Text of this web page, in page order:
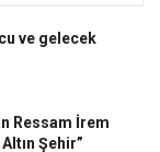
ve gelecek
Ressam İrem
Şehir”